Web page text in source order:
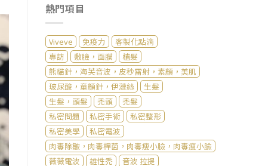
熱門項目
Viveve 免疫力
客製化點滴
專訪
敷臉，面膜
植髮
熊貓針，海芙音波，皮秒雷射，素顏，美肌
玻尿酸，童顏針，伊漣絲
生髮
生髮，頭髮
禿頭
禿髮
私密問題
私密手術
私密整形
私密美學
私密電波
肉毒除皺，肉毒桿菌，肉毒瘦小臉，肉毒瘦小臉
薇薇電波
雄性禿
音波 拉提